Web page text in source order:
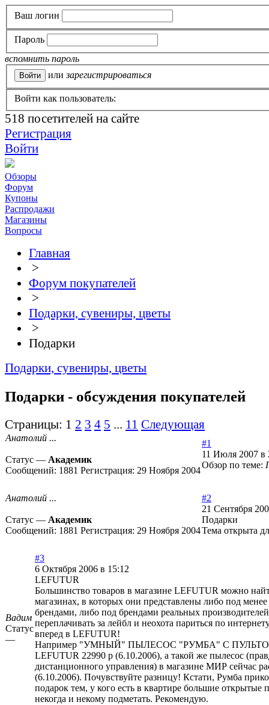
Ваш логин
Пароль
вспомнить пароль
или зарегистрироваться
Войти как пользователь:
518 посетителей на сайте
Регистрация
Войти
Обзоры
Форум
Купоны
Распродажи
Магазины
Вопросы
Главная
>
Форум покупателей
>
Подарки, сувениры, цветы
>
Подарки
Подарки, сувениры, цветы
Подарки - обсуждения покупателей
Страницы: 1 2 3 4 5 ... 11 Следующая
Анатолий ...
Статус — Академик
Сообщений: 1881 Регистрация: 29 Ноября 2004
#1
11 Июля 2007 в
Обзор по теме:
Анатолий ...
Статус — Академик
Сообщений: 1881 Регистрация: 29 Ноября 2004
#2
21 Сентября
Подарки
Тема открыта
Вадим
Статус
—
#3
6 Октября 2006 в 15:12
LEFUTUR
Большинство товаров в магазине LEFUTUR можно
магазинах, в которых они представлены либо под
брендами, либо под брендами реальных
переплачивать за лейбл и неохота париться по
вперед в LEFUTUR!
Например "УМНЫЙ" ПЫЛЕСОС "РУМБА" С
LEFUTUR 22990 р (6.10.2006), а такой же пылесос
дистанционного управления) в магазине МИР сейчас
(6.10.2006). Почувствуйте разницу! Кстати, Румба
подарок тем, у кого есть в квартире большие открытые
некогда и некому подметать. Рекомендую.